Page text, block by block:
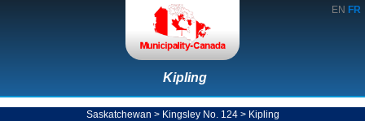
EN FR
Kipling
Saskatchewan > Kingsley No. 124> Kipling